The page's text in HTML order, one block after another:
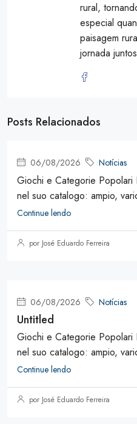
rural,
especial
paisagem
jornada
Posts Relacionados
06/08/2026 Notícias
Giochi e Categorie
nel suo catalogo: ampio,
Continue lendo
por José Eduardo Ferreira
06/08/2026 Notícias
Untitled
Giochi e Categorie
nel suo catalogo: ampio,
Continue lendo
por José Eduardo Ferreira